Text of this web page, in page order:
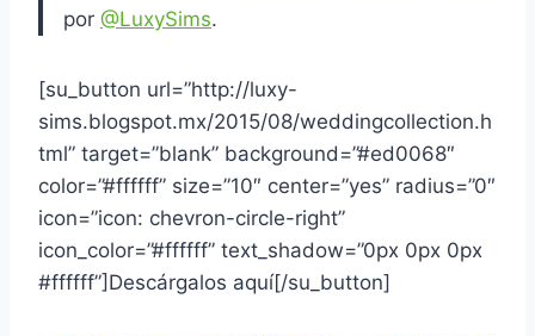
por @LuxySims.
[su_button url=”http://luxy-
sims.blogspot.mx/2015/08/weddingcollection.h
tml” target=”blank” background=”#ed0068″
color=”#ffffff” size=”10″ center=”yes” radius=”0″
icon=”icon: chevron-circle-right”
icon_color=”#ffffff” text_shadow=”0px 0px 0px
#ffffff”]Descárgalos aquí[/su_button]